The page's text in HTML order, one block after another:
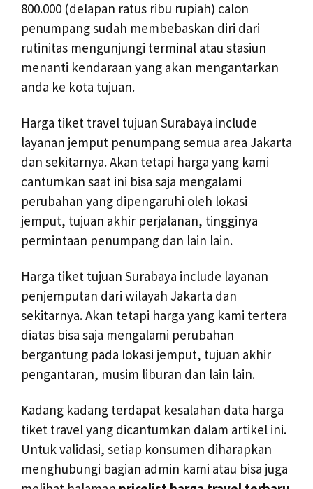
800.000 (delapan ratus ribu rupiah) calon
penumpang sudah membebaskan diri dari
rutinitas mengunjungi terminal atau stasiun
menanti kendaraan yang akan mengantarkan
anda ke kota tujuan.
Harga tiket travel tujuan Surabaya include
layanan jemput penumpang semua area Jakarta
dan sekitarnya. Akan tetapi harga yang kami
cantumkan saat ini bisa saja mengalami
perubahan yang dipengaruhi oleh lokasi
jemput, tujuan akhir perjalanan, tingginya
permintaan penumpang dan lain lain.
Harga tiket tujuan Surabaya include layanan
penjemputan dari wilayah Jakarta dan
sekitarnya. Akan tetapi harga yang kami tertera
diatas bisa saja mengalami perubahan
bergantung pada lokasi jemput, tujuan akhir
pengantaran, musim liburan dan lain lain.
Kadang kadang terdapat kesalahan data harga
tiket travel yang dicantumkan dalam artikel ini.
Untuk validasi, setiap konsumen diharapkan
menghubungi bagian admin kami atau bisa juga